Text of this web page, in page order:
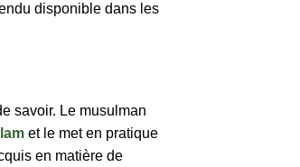
disponible dans les
savoir. Le musulman
et le met en pratique
en matière de